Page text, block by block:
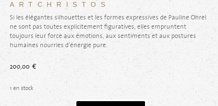
ARTCHRISTOS
Si les élégantes silhouettes et les formes expressives de Pauline Ohrel
ne sont pas toutes explicitement figuratives, elles empruntent
toujours leur force aux émotions, aux sentiments et aux postures
humaines nourries d’énergie pure.
200,00 €
1 en stock